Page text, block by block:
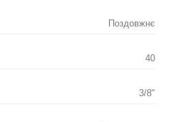
Поздовжнє
40
3/8"